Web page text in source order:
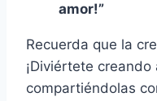
amor!”
Recuerda que la
¡Diviértete
compartiéndolas